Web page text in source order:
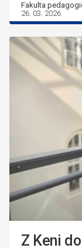
Fakulta
26. 03. 2026
Z Keni